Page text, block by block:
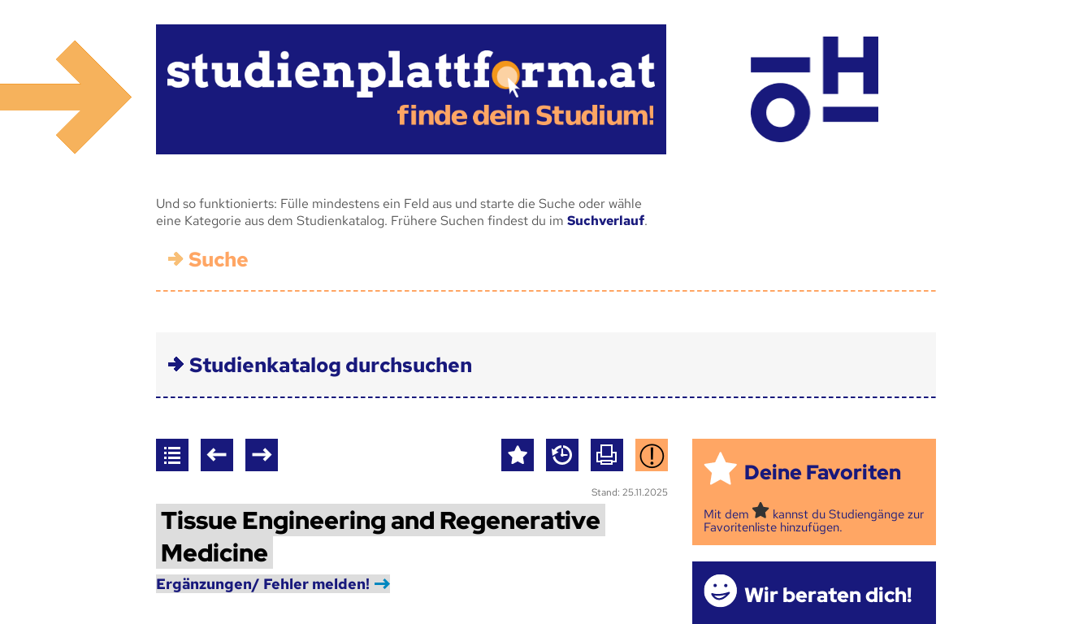
Und so funktionierts: Fülle mindestens ein Feld aus und starte die Suche oder wähle
eine Kategorie aus dem Studienkatalog. Frühere Suchen findest du im Suchverlauf.
Suche
Studienkatalog durchsuchen
Stand: 25.11.2025
Tissue Engineering and Regenerative
Medicine
Ergänzungen/ Fehler melden!
Deine Favoriten
Mit dem
kannst du Studiengänge zur
Favoritenliste hinzufügen.
Wir beraten dich!